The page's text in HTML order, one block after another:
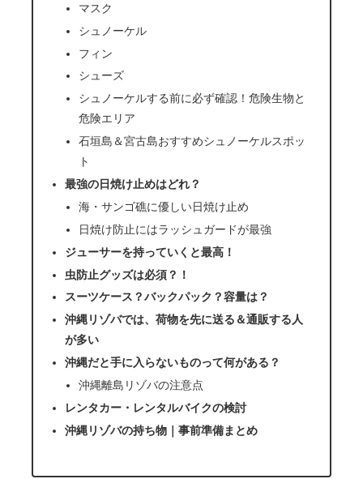
マスク
シュノーケル
フィン
シューズ
シュノーケルする前に必ず確認！危険生物と
危険エリア
石垣島＆宮古島おすすめシュノーケルスポッ
ト
最強の日焼け止めはどれ？
海・サンゴ礁に優しい日焼け止め
日焼け防止にはラッシュガードが最強
ジューサーを持っていくと最高！
虫防止グッズは必須？！
スーツケース？バックパック？容量は？
沖縄リゾバでは、荷物を先に送る＆通販する人
が多い
沖縄だと手に入らないものって何がある？
沖縄離島リゾバの注意点
レンタカー・レンタルバイクの検討
沖縄リゾバの持ち物｜事前準備まとめ